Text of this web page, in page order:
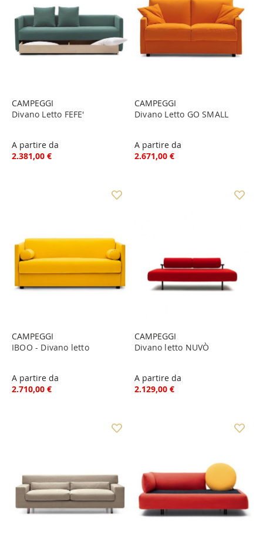
CAMPEGGI
Divano Letto FEFE'
A partire da
2.381,00 €
CAMPEGGI
Divano Letto GO SMALL
A partire da
2.671,00 €
CAMPEGGI
IBOO - Divano letto
A partire da
2.710,00 €
CAMPEGGI
Divano letto NUVÒ
A partire da
2.129,00 €